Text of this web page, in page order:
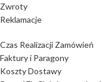
Zwroty
Reklamacje
Czas Realizacji Zamówień
Faktury i Paragony
Koszty Dostawy